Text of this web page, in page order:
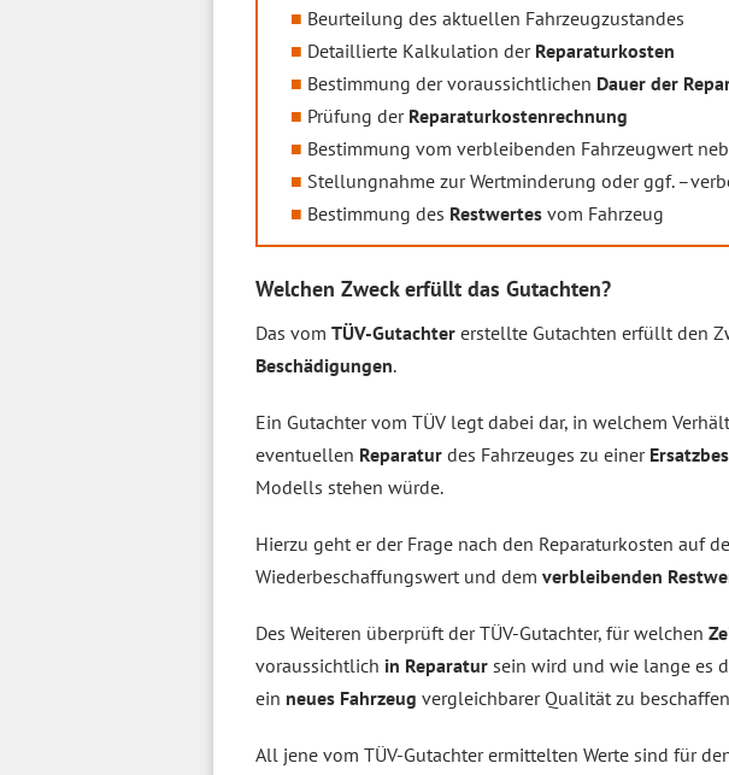
Beurteilung des aktuellen Fahrzeugzustandes
Detaillierte Kalkulation der Reparaturkosten
Bestimmung der voraussichtlichen Dauer der
Prüfung der Reparaturkostenrechnung
Bestimmung vom verbleibenden Fahrzeugwert
Stellungnahme zur Wertminderung oder ggf.
Bestimmung des Restwertes vom Fahrzeug
Welchen Zweck erfüllt das Gutachten?
Das vom TÜV-Gutachter erstellte Gutachten erfüllt den
Beschädigungen.
Ein Gutachter vom TÜV legt dabei dar, in welchem
eventuellen Reparatur des Fahrzeuges zu einer
Modells stehen würde.
Hierzu geht er der Frage nach den Reparaturkosten auf
Wiederbeschaffungswert und dem verbleibenden
Des Weiteren überprüft der TÜV-Gutachter, für welchen
voraussichtlich in Reparatur sein wird und wie lange es
ein neues Fahrzeug vergleichbarer Qualität zu
All jene vom TÜV-Gutachter ermittelten Werte sind für